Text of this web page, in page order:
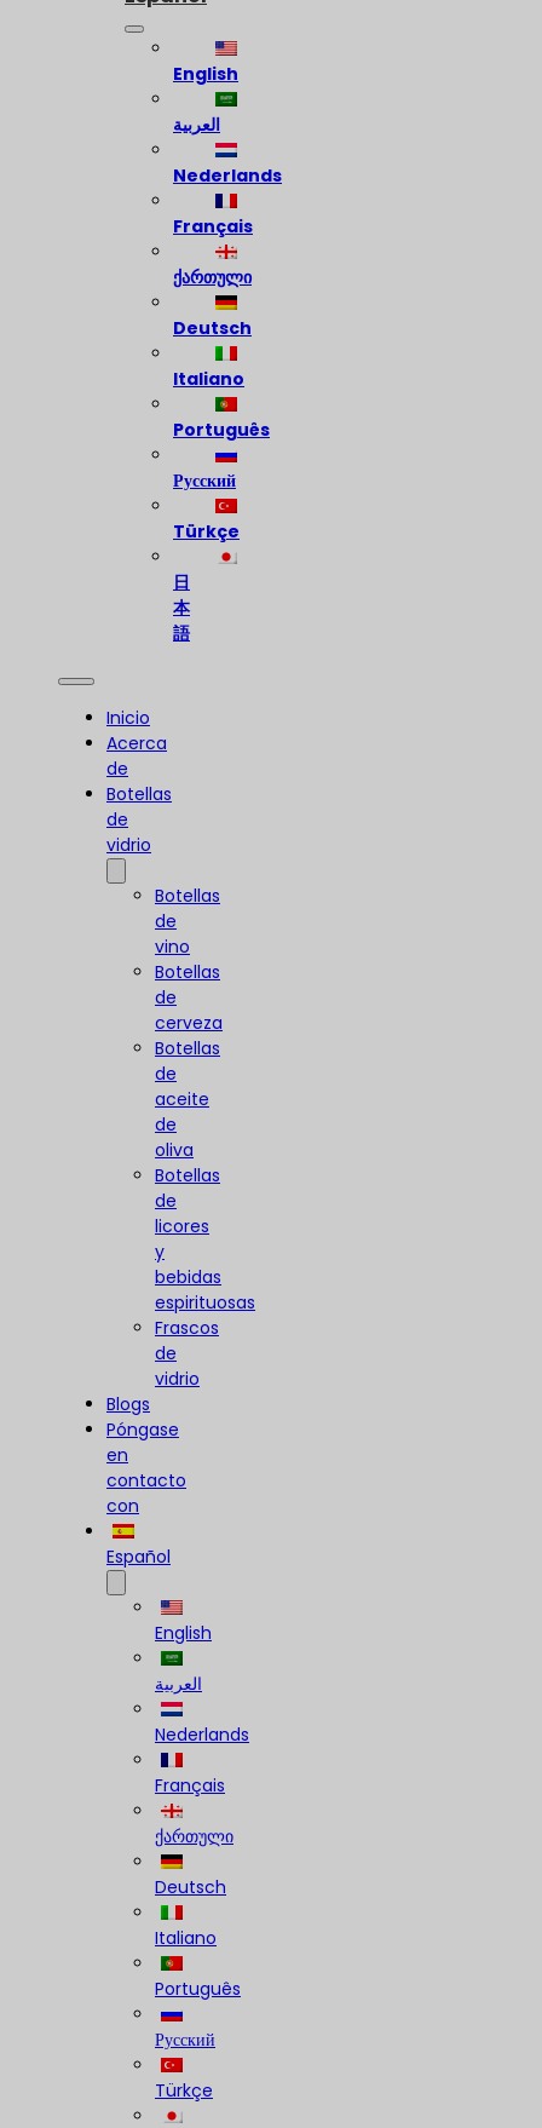
English
العربية
Nederlands
Français
ქართული
Deutsch
Italiano
Português
Русский
Türkçe
日
本
語
Inicio
Acerca
de
Botellas
de
vidrio
Botellas
de
vino
Botellas
de
cerveza
Botellas
de
aceite
de
oliva
Botellas
de
licores
y
bebidas
espirituosas
Frascos
de
vidrio
Blogs
Póngase
en
contacto
con
Español
English
العربية
Nederlands
Français
ქართული
Deutsch
Italiano
Português
Русский
Türkçe